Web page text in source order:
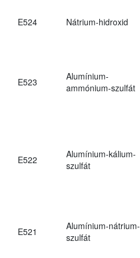
E524 Nátrium-hidroxid
E523
Alumínium-
ammónium-szulfát
E522
Alumínium-kálium-
szulfát
E521
Alumínium-nátrium-
szulfát